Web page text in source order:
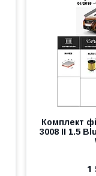
Комплект
3008 II 1.5
1